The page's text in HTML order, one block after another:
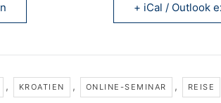
+ iCal / Outlook
, KROATIEN , ONLINE-SEMINAR , REISE